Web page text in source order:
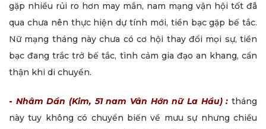
gặp nhiều rủi ro hơn may mắn, nam mạng vận hội tốt đã
qua chưa nên thực hiện dự tính mới, tiền bạc gặp bế tắc.
Nữ mạng tháng này chưa có cơ hội thay đổi mọi sự, tiền
bạc đang trắc trở bế tắc, tình cảm gia đạo an khang, cẩn
thận khi di chuyển.
- Nhâm Dần (Kim, 51 nam Vân Hớn nữ La Hầu) :tháng
này tuy không có chuyển biến về mưu sự nhưng chiều